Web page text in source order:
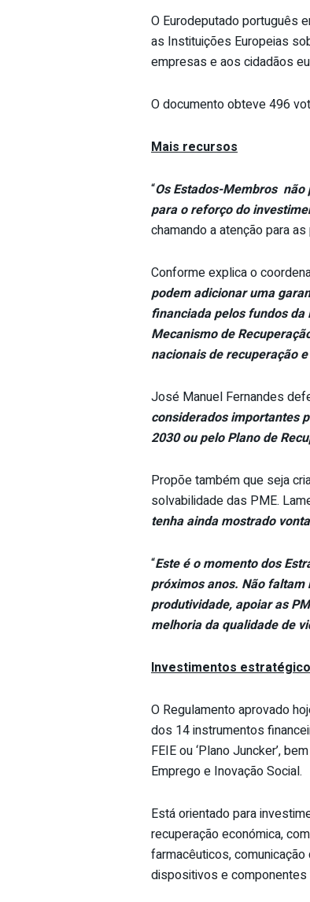
O Eurodeputado português
as Instituições Europeias
empresas e aos cidadãos
O documento obteve 496
Mais recursos
“Os Estados-Membros
para o reforço do
chamando a atenção para
Conforme explica o
podem adicionar uma
financiada pelos fundos da
Mecanismo de
nacionais de recuperação
José Manuel Fernandes
considerados importantes
2030 ou pelo Plano de
Propõe também que seja
solvabilidade das PME.
tenha ainda mostrado
“Este é o momento dos
próximos anos. Não
produtividade, apoiar as
melhoria da qualidade de
Investimentos
O Regulamento aprovado
dos 14 instrumentos
FEIE ou ‘Plano Juncker’,
Emprego e Inovação Social.
Está orientado para
recuperação económica,
farmacêuticos,
dispositivos e componentes